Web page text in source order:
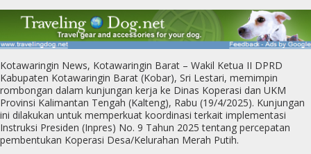
Kotawaringin News, Kotawaringin Barat – Wakil Ketua II DPRD
Kabupaten Kotawaringin Barat (Kobar), Sri Lestari, memimpin
rombongan dalam kunjungan kerja ke Dinas Koperasi dan UKM
Provinsi Kalimantan Tengah (Kalteng), Rabu (19/4/2025). Kunjungan
ini dilakukan untuk memperkuat koordinasi terkait implementasi
Instruksi Presiden (Inpres) No. 9 Tahun 2025 tentang percepatan
pembentukan Koperasi Desa/Kelurahan Merah Putih.